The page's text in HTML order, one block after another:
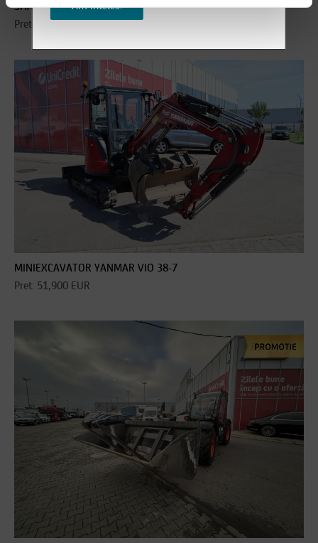
SHANTUI SE17SR
Pret promo:16,300 EUR 14,730 EUR
MINIEXCAVATOR YANMAR VIO 38-7
Pret: 51,900 EUR
Am inteles!